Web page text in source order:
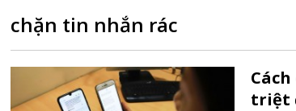
chặn tin nhắn rác
triệt